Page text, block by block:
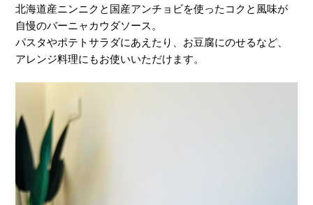
北海道産ニンニクと国産アンチョビを使ったコクと風味が
自慢のバーニャカウダソース。
パスタやポテトサラダにあえたり、お豆腐にのせるなど、
アレンジ料理にもお使いいただけます。